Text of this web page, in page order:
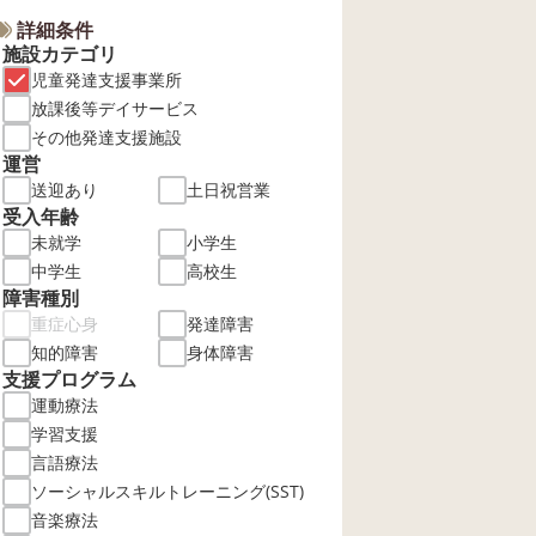
詳細条件
施設カテゴリ
児童発達支援事業所
放課後等デイサービス
その他発達支援施設
運営
送迎あり 土日祝営業
受入年齢
未就学
小学生
中学生
高校生
障害種別
重症心身
発達障害
知的障害
身体障害
支援プログラム
運動療法
学習支援
言語療法
ソーシャルスキルトレーニング(SST)
音楽療法